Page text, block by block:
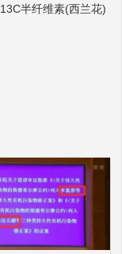
13C半纤维素(西兰花)